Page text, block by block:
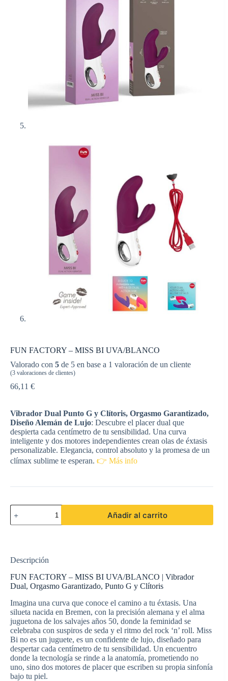
FUN FACTORY – MISS BI UVA/BLANCO
Valorado con 5 de 5 en base a 1 valoración de un cliente
(3 valoraciones de clientes)
66,11 €
Vibrador Dual Punto G y Clítoris, Orgasmo Garantizado,
Diseño Alemán de Lujo: Descubre el placer dual que
despierta cada centímetro de tu sensibilidad. Una curva
inteligente y dos motores independientes crean olas de éxtasis
personalizable. Elegancia, control absoluto y la promesa de un
clímax sublime te esperan. 👉 Más info
FUN
FACTORY
-
cantidad
Añadir al carrito
Descripción
FUN FACTORY – MISS BI UVA/BLANCO | Vibrador
Dual, Orgasmo Garantizado, Punto G y Clítoris
Imagina una curva que conoce el camino a tu éxtasis. Una
silueta nacida en Bremen, con la precisión alemana y el alma
juguetona de los salvajes años 50, donde la feminidad se
celebraba con suspiros de seda y el ritmo del rock ‘n’ roll. Miss
Bi no es un juguete, es un confidente de lujo, diseñado para
despertar cada centímetro de tu sensibilidad. Un encuentro
donde la tecnología se rinde a la anatomía, prometiendo no
uno, sino dos motores de placer que escriben su propia sinfonía
bajo tu piel.